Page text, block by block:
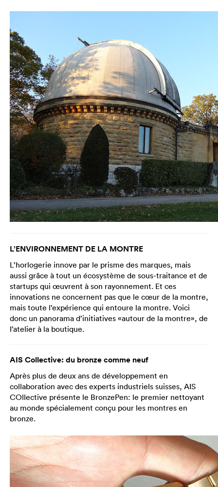
L’ENVIRONNEMENT DE LA MONTRE
L’horlogerie innove par le prisme des marques, mais
aussi grâce à tout un écosystème de sous-traitance et de
startups qui œuvrent à son rayonnement. Et ces
innovations ne concernent pas que le cœur de la montre,
mais toute l’expérience qui entoure la montre. Voici
donc un panorama d’initiatives «autour de la montre», de
l’atelier à la boutique.
AIS Collective: du bronze comme neuf
Après plus de deux ans de développement en
collaboration avec des experts industriels suisses, AIS
COllective présente le BronzePen: le premier nettoyant
au monde spécialement conçu pour les montres en
bronze.